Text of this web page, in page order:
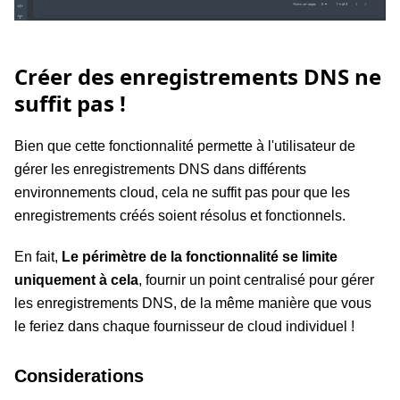
Créer des enregistrements DNS ne
suffit pas !
Bien que cette fonctionnalité permette à l'utilisateur de
gérer les enregistrements DNS dans différents
environnements cloud, cela ne suffit pas pour que les
enregistrements créés soient résolus et fonctionnels.
En fait, Le périmètre de la fonctionnalité se limite
uniquement à cela, fournir un point centralisé pour gérer
les enregistrements DNS, de la même manière que vous
le feriez dans chaque fournisseur de cloud individuel !
Considerations